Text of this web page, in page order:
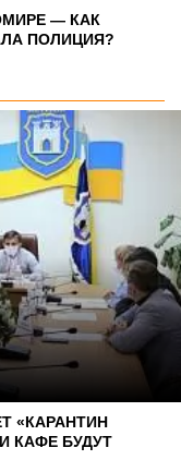
— КАК
ПОЛИЦИЯ?
«КАРАНТИН
КАФЕ БУДУТ